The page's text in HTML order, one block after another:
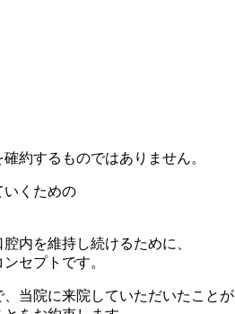
約するものではありません。
いくための
内を維持し続けるために、
セプトです。
当院に来院していただいたことが